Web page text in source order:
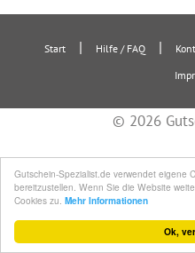
Ok,
Gutschein-Spezialist.de verwendet eigene
bereitzustellen. Wenn Sie die Website
Cookies zu. Mehr Informationen
Start | Hilfe / FAQ |
© 2026